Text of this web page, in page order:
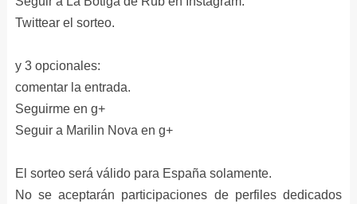
Twittear el sorteo.
y 3 opcionales:
comentar la entrada.
Seguirme en g+
Seguir a Marilin Nova en g+
El sorteo será válido para España solamente.
No se aceptarán participaciones de perfiles dedicados